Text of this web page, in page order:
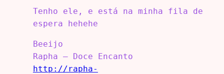
Tenho ele, e está na minha fila de
espera hehehe
Beeijo
Rapha – Doce Encanto
http://rapha-